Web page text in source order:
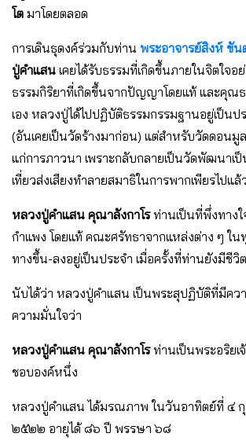
โต มาโดยตลอด
การเดินธุดงค์ร่วมกับท่าน พระอาจารย์สิงห์ ขัน
ปู่คําแสน เคยได้รับธรรมที่เกิดขึ้นภายในจิตใจอ
ธรรมกิริยาที่เกิดขึ้นจากปัญญาโดยแท้ และคุณ
เอง หลวงปู่ได้ไปปฏิบัติธรรมกรรมฐานอยู่เป็นป
(อันเคยเป็นวัดร้างมาก่อน) แต่สําหรับวัดดอนมู
แก่การภาวนา เพราะกลับกลายเป็นวัดพัฒนาเ
เที่ยวส่งเสียงทําลายสมาธิในการพากเพียรไปแล้
หลวงปู่คําแสน คุณาลังกาโรท่านเป็นที่พึ่งทางใ
กําแพง โดยแท้ คณะศรัทธาจากแหล่งต่าง ๆ ใน
ทางขึ้น-ลงอยู่เป็นประจํา เมื่อครั้งที่ท่านยังมีชีวิ
นับได้ว่า หลวงปู่คําแสน เป็นพระสุปฏิบัติที่มีคว
ความมั่นใจว่า
หลวงปู่คําแสน คุณาลังกาโรท่านเป็นพระอริย
ชอบองค์หนึ่ง
หลวงปู่คําแสน ได้มรณภาพ ในวันอาทิตย์ที่ ๔
๒๕๒๒ อายุได้ ๘๖ ปี พรรษา ๖๘